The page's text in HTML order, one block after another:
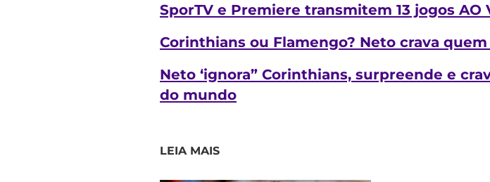
SporTV e Premiere transmitem 13 jogos
Corinthians ou Flamengo? Neto crava
Neto ‘ignora” Corinthians, surpreende e
do mundo
LEIA MAIS